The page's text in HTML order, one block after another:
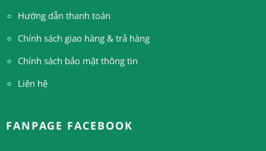
Hướng dẫn thanh toán
Chính sách giao hàng & trả hàng
Chính sách bảo mật thông tin
Liên hệ
FANPAGE FACEBOOK